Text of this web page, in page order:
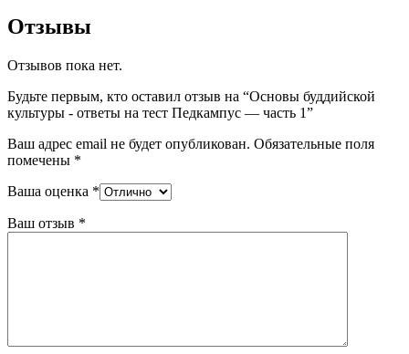
Отзывы
Отзывов пока нет.
Будьте первым, кто оставил отзыв на “Основы буддийской
культуры - ответы на тест Педкампус — часть 1”
Ваш адрес email не будет опубликован. Обязательные поля
помечены *
Ваша оценка *
Ваш отзыв *